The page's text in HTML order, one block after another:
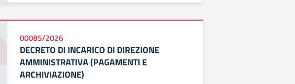
00085/2026
DECRETO DI INCARICO DI DIREZIONE
AMMINISTRATIVA (PAGAMENTI E
ARCHIVIAZIONE)